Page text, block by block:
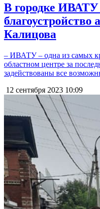
В городке ИВАТУ
благоустройство
Калицова
– ИВАТУ – одна из самых
областном центре за
задействованы все
12 сентября 2023 10:09